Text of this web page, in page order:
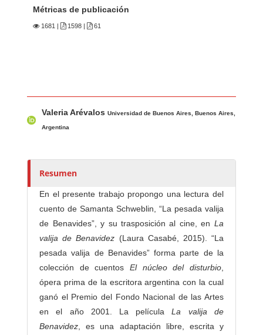
Métricas de publicación
1681 | 1598 | 61
u
r
s
Valeria ArévalosUniversidad de Buenos Aires, Buenos Aires,
Argentina
Resumen
En el presente trabajo propongo una lectura del
cuento de Samanta Schweblin, “La pesada valija
de Benavides”, y su trasposición al cine, en La
valija de Benavidez (Laura Casabé, 2015). “La
pesada valija de Benavides” forma parte de la
colección de cuentos El núcleo del disturbio,
ópera prima de la escritora argentina con la cual
ganó el Premio del Fondo Nacional de las Artes
en el año 2001. La películaLa valija de
Benavidez , es una adaptación libre, escrita y